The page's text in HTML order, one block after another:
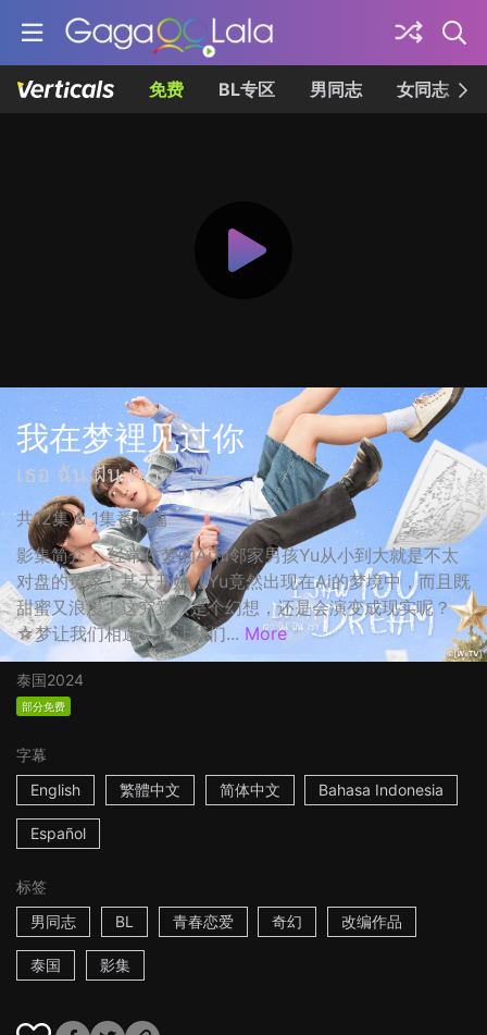
免费 BL专区 男同志 女同志
我在梦裡见过你
เธอ ฉัน ฝัน เรา
共12集 & 1集番外篇
影集简介： 经常作梦的Ai和邻家男孩Yu从小到大就是不太
对盘的冤家，某天开始，Yu竟然出现在Ai的梦境中，而且既
甜蜜又浪漫！这究竟只是个幻想，还是会演变成现实呢？
☆梦让我们相遇，也让我们... More
泰国2024
部分免费
字幕
English
繁體中文 简体中文 Bahasa Indonesia
Español
标签
男同志
BL 青春恋爱 奇幻 改编作品
泰国 影集